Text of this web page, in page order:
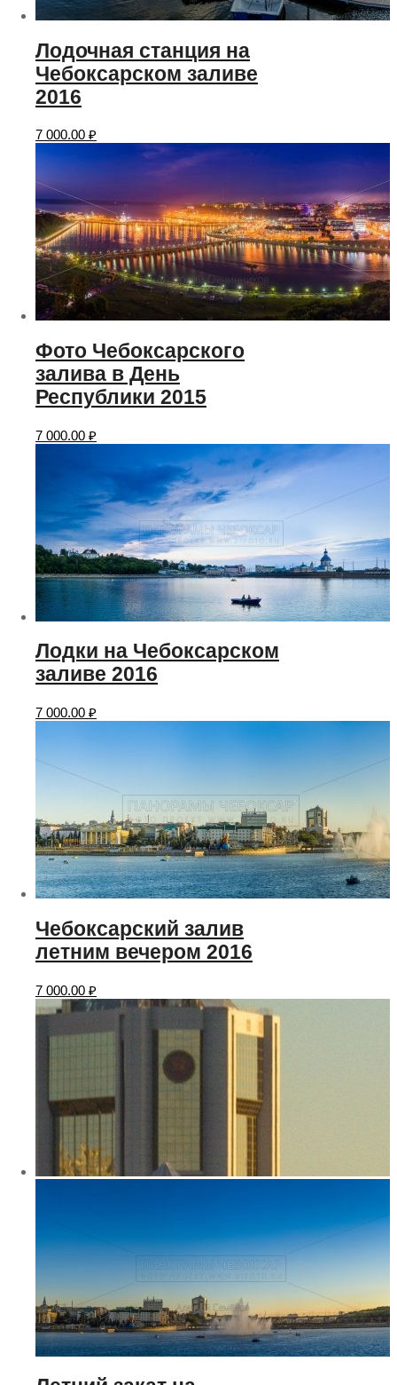
Лодочная станция на
Чебоксарском заливе
2016
7 000.00 ₽
Фото Чебоксарского
залива в День
Республики 2015
7 000.00 ₽
Лодки на Чебоксарском
заливе 2016
7 000.00 ₽
Чебоксарский залив
летним вечером 2016
7 000.00 ₽